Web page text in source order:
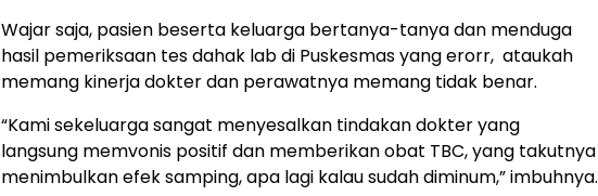
Wajar saja, pasien beserta keluarga bertanya-tanya dan menduga
hasil pemeriksaan tes dahak lab di Puskesmas yang erorr, ataukah
memang kinerja dokter dan perawatnya memang tidak benar.
“Kami sekeluarga sangat menyesalkan tindakan dokter yang
langsung memvonis positif dan memberikan obat TBC, yang takutnya
menimbulkan efek samping, apa lagi kalau sudah diminum,” imbuhnya.